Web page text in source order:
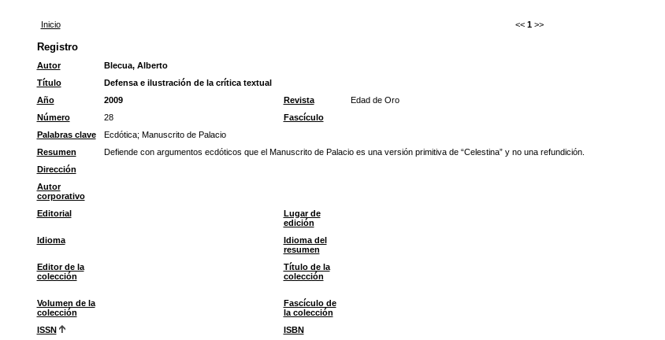
Inicio << 1 >>
Registro
Autor
Blecua, Alberto
Título
Defensa e ilustración de la crítica textual
Año
2009 Revista Edad de Oro
Número
28 Fascículo
Palabras clave
Ecdótica; Manuscrito de Palacio
Resumen
Defiende con argumentos ecdóticos que el Manuscrito de Palacio es una versión primitiva de “Celestina” y no una refundición.
Dirección
Autor
corporativo
Editorial
Lugar de
edición
Idioma
Idioma del
resumen
Editor de la
colección
Título de la
colección
Volumen de la
colección
Fascículo de
la colección
ISSN ISBN